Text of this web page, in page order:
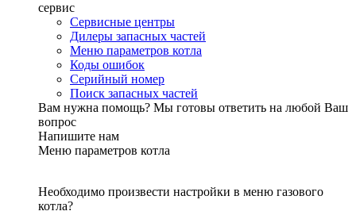
сервис
Сервисные центры
Дилеры запасных частей
Меню параметров котла
Коды ошибок
Серийный номер
Поиск запасных частей
Вам нужна помощь? Мы готовы ответить на любой Ваш
вопрос
Напишите нам
Меню параметров котла
Необходимо произвести настройки в меню газового
котла?